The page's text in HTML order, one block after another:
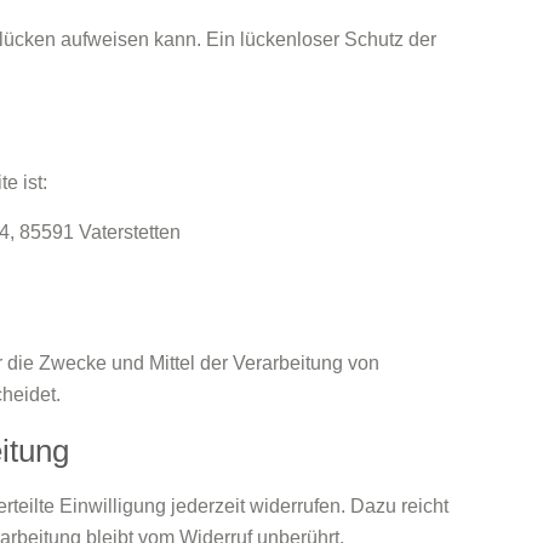
aufweisen kann. Ein lückenloser Schutz der
ist:
85591 Vaterstetten
Zwecke und Mittel der Verarbeitung von
Einwilligung jederzeit widerrufen. Dazu reicht
bleibt vom Widerruf unberührt.